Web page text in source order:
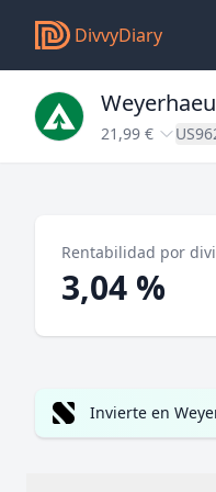
DivvyDiary
21,99 €
Rentabilidad por
3,04 %
Invierte en